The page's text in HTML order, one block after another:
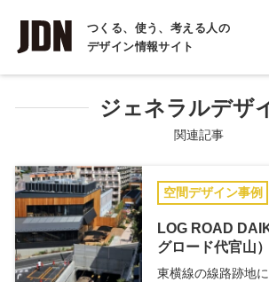
つくる、使う、考える人の
デザイン情報サイト
INTERVIEW
インタビュー
REPORT
COLUMN
コラム
ジェネラルデザ
関連記事
空間デザイン事例
LOG ROAD
グロード代官山）
東横線の線路跡地